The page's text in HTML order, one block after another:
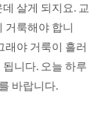
살게 되지요. 교
거룩해야 합니
래야 거룩이 흘러
니다. 오늘 하루
바랍니다.